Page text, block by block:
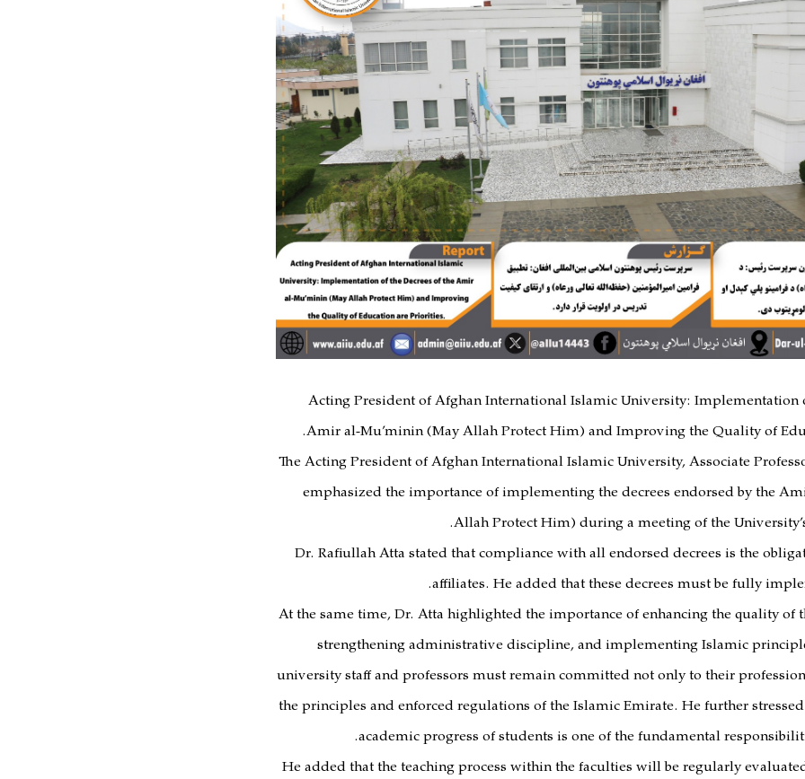
Acting President of Afghan International Islamic University: Implementation
Amir al-Mu’minin (May Allah Protect Him) and Improving the Quality of
The Acting President of Afghan International Islamic University, Associate
emphasized the importance of implementing the decrees endorsed by the
Allah Protect Him) during a meeting of the
Dr. Rafiullah Atta stated that compliance with all endorsed decrees is the
affiliates. He added that these decrees must be fully
At the same time, Dr. Atta highlighted the importance of enhancing the quality of
strengthening administrative discipline, and implementing Islamic
university staff and professors must remain committed not only to their
the principles and enforced regulations of the Islamic Emirate. He further
academic progress of students is one of the fundamental
He added that the teaching process within the faculties will be regularly